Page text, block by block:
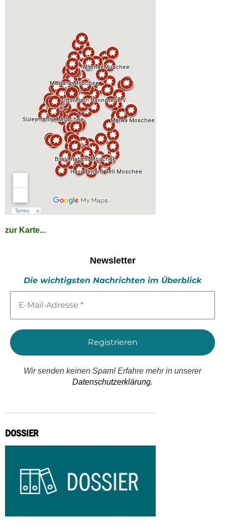
zur Karte...
Newsletter
Die wichtigsten Nachrichten im Überblick
Mail-
*
Wir senden keinen Spam! Erfahre mehr in unserer
Datenschutzerklärung.
DOSSIER